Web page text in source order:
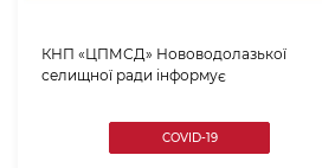
КНП «ЦПМСД» Нововодолазької
селищної ради інформує
COVID-19